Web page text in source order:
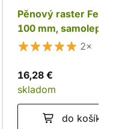
Pěnový raster
100 mm, samolepící
2×
16,28 €
skladom
do košíka